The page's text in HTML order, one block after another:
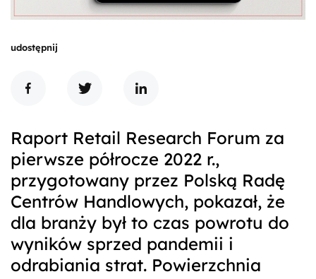
udostępnij
Raport Retail Research Forum za
pierwsze półrocze 2022 r.,
przygotowany przez Polską Radę
Centrów Handlowych, pokazał, że
dla branży był to czas powrotu do
wyników sprzed pandemii i
odrabiania strat. Powierzchnia